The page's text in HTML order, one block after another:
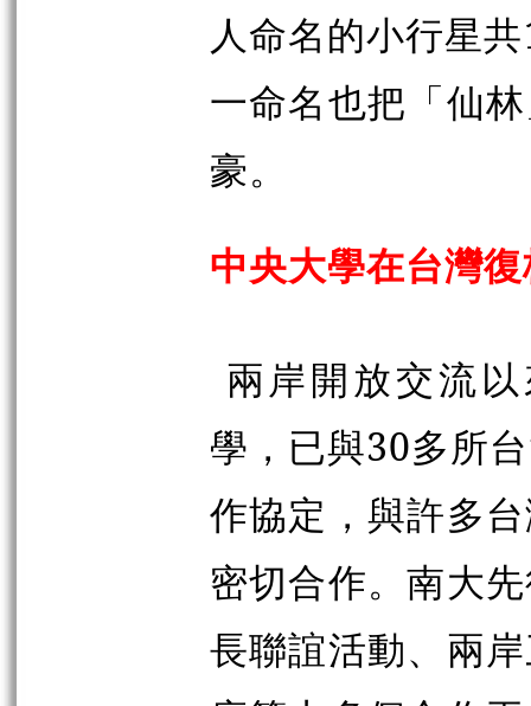
人命名的小行星
一命名也把「仙
豪。
中央大學在台灣
兩岸開放交流
學，已與30多所
作協定，與許多
密切合作。南大
長聯誼活動、兩